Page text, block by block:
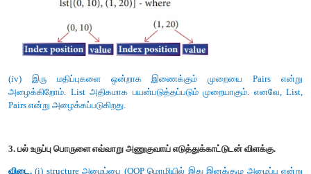
(v) மேலே காணும் குறிமுறையில், distance(),getlat() மற்றும்
செயற்கூறுகள் ஆகும். It என்பது அட்ச ரேசை மற்றும் 1g என்பது
குறிக்கிறது. longitude. := என்பதை "assigned as" அல்லது
It 1, lg1 := getlat(city1), getlon(city1)
(vii) இந்த செயற்கூறுகள் எவ்வாறு செயல்படுத்தப்படுகிறது